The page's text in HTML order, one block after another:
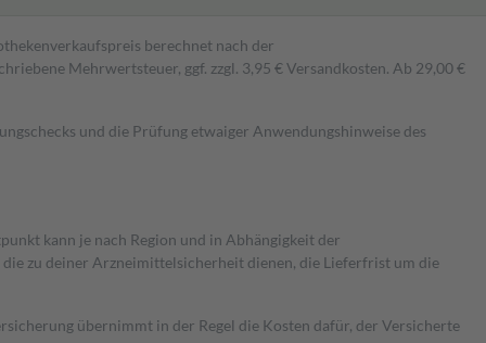
berechnet nach der
Mehrwertsteuer, ggf. zzgl. 3,95 € Versandkosten. Ab 29,00 €
und die Prüfung etwaiger Anwendungshinweise des
kann je nach Region und in Abhängigkeit der
zu deiner Arzneimittelsicherheit dienen, die Lieferfrist um die
übernimmt in der Regel die Kosten dafür, der Versicherte